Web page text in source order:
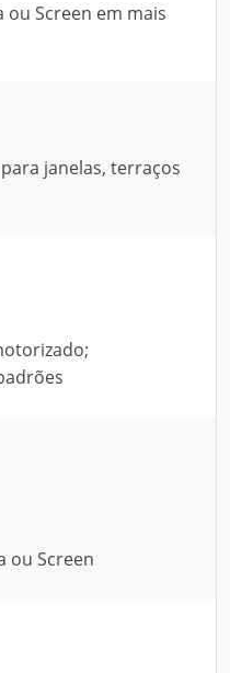
Screen em mais
janelas, terraços
ou Screen